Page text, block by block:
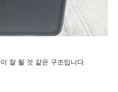
잘 될 것 같은 구조입니다.